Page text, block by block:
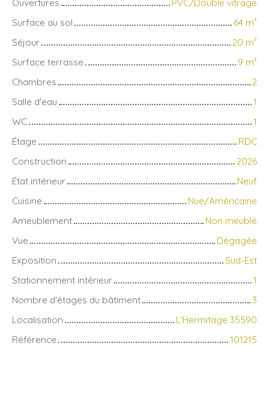
Surface au sol
64 m²
Séjour
20 m²
Surface terrasse
9 m²
Chambres
2
Salle d'eau
1
WC
1
Étage
RDC
Construction
2026
État intérieur
Neuf
Cuisine
Nue/Américaine
Ameublement
Non meublé
Vue
Dégagée
Exposition
Sud-Est
Stationnement intérieur
1
Nombre d'étages du bâtiment
3
Localisation
L'Hermitage 35590
Référence
101215